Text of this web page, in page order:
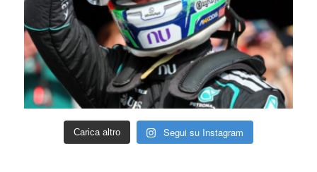
Carica altro Segui su Instagram